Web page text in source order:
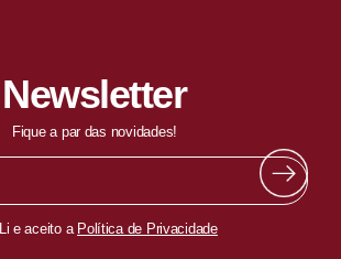
Newsletter
Fique a par das novidades!
Li e aceito a Política de Privacidade